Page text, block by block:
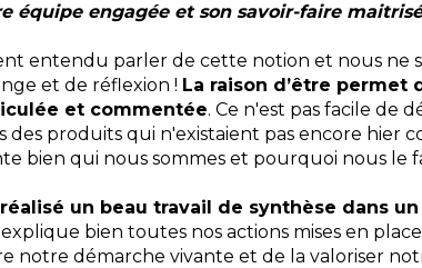
équipe engagée et son savoir-faire
entendu parler de cette notion et nous ne
et de réflexion ! La raison d’être
et commentée. Ce n'est pas facile de
des produits qui n'existaient pas encore hier
bien qui nous sommes et pourquoi nous le
un beau travail de synthèse dans
bien toutes nos actions mises en
notre démarche vivante et de la valoriser